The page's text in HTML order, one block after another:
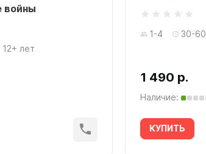
войны
12+ лет
1-4 30-60
1 490 р.
Наличие:
КУПИТЬ